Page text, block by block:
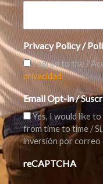
La
debe
mantiene
fiables,
partir de
Privacy Policy /
I agree to the /
privacidad.
Email Opt-in /
Yes, I would like
from time to time /
inversión por correo
reCAPTCHA